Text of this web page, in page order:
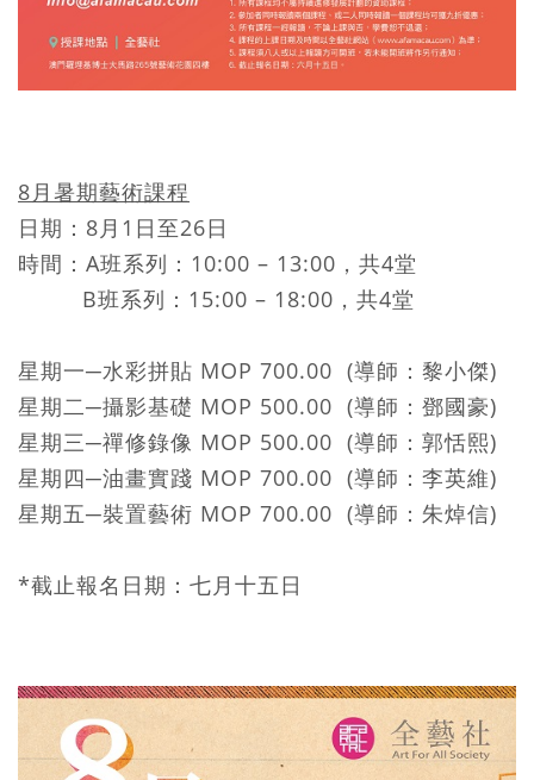
8月暑期藝術課程
日期：8月1日至26日
時間：A班系列：10:00 – 13:00，共4堂
B班系列：15:00 – 18:00，共4堂
星期一─水彩拼貼 MOP 700.00 (導師：黎小傑)
星期二─攝影基礎 MOP 500.00 (導師：鄧國豪)
星期三─禪修錄像 MOP 500.00 (導師：郭恬熙)
星期四─油畫實踐 MOP 700.00 (導師：李英維)
星期五─裝置藝術 MOP 700.00 (導師：朱焯信)
*截止報名日期：七月十五日